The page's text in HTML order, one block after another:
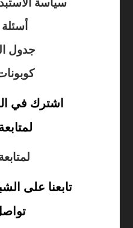
جدول
اشترك في
تابعنا على